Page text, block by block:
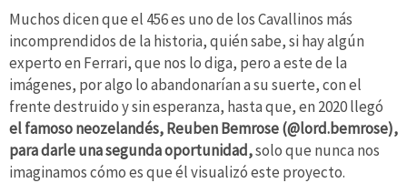
Muchos dicen que el 456 es uno de los Cavallinos más
incomprendidos de la historia, quién sabe, si hay algún
experto en Ferrari, que nos lo diga, pero a este de la
imágenes, por algo lo abandonarían a su suerte, con el
frente destruido y sin esperanza, hasta que, en 2020 llegó
el famoso neozelandés, Reuben Bemrose (@lord.bemrose),
para darle una segunda oportunidad,solo que nunca nos
imaginamos cómo es que él visualizó este proyecto.